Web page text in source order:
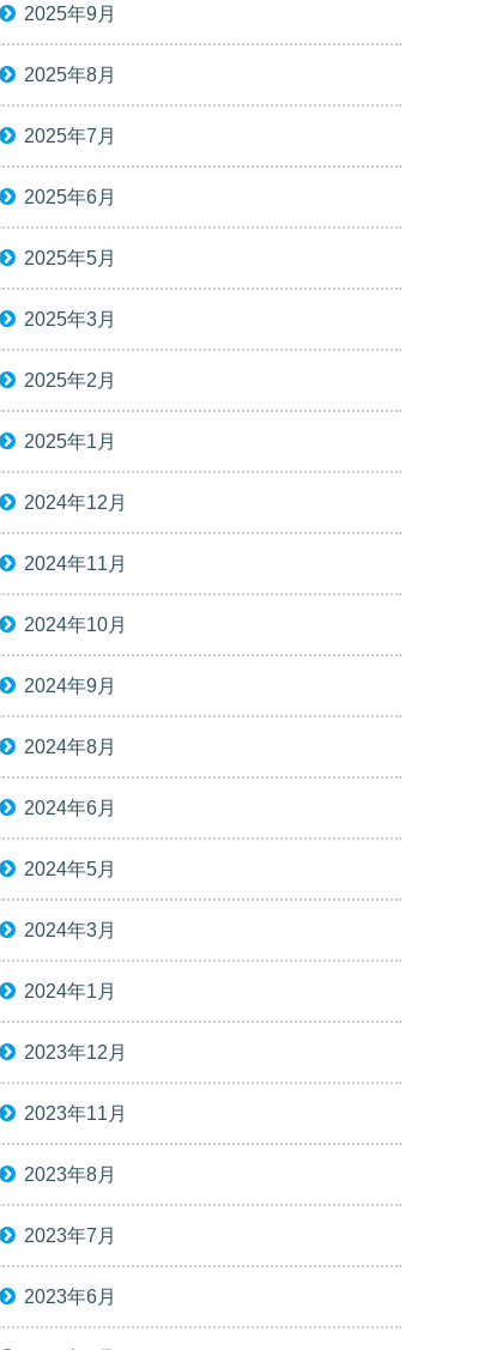
2025年9月
2025年8月
2025年7月
2025年6月
2025年5月
2025年3月
2025年2月
2025年1月
2024年12月
2024年11月
2024年10月
2024年9月
2024年8月
2024年6月
2024年5月
2024年3月
2024年1月
2023年12月
2023年11月
2023年8月
2023年7月
2023年6月